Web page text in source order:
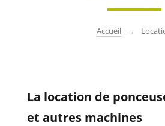
Accueil
La location de
et autres machines